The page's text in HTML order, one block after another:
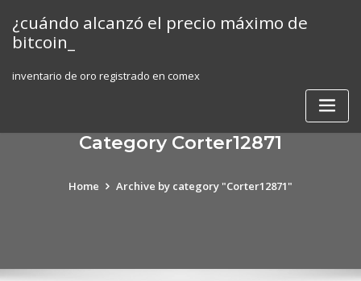
content
¿cuándo alcanzó el precio máximo de
bitcoin_
inventario de oro registrado en comex
Category Corter12871
Home Archive by category "Corter12871"